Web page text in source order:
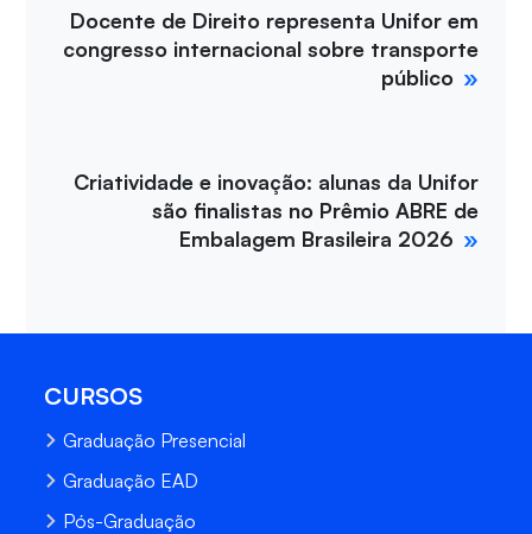
Docente de Direito representa Unifor em
congresso internacional sobre transporte
público
Criatividade e inovação: alunas da Unifor
são finalistas no Prêmio ABRE de
Embalagem Brasileira 2026
CURSOS
Graduação Presencial
Graduação EAD
Pós-Graduação